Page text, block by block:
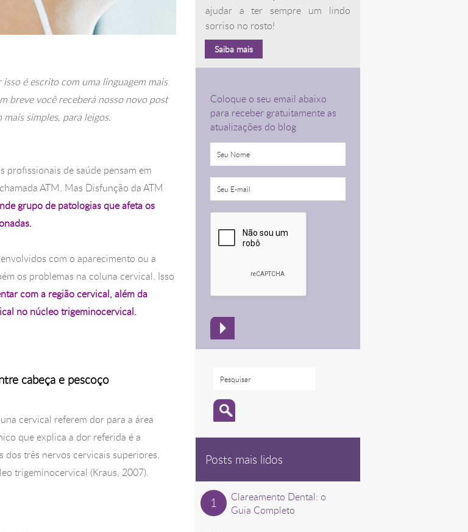
é escrito com uma linguagem mais
breve você receberá nosso novo post
simples, para leigos.
profissionais de saúde pensam em
ATM. Mas Disfunção da ATM
grupo de patologias que afeta os
com o aparecimento ou a
os problemas na coluna cervical. Isso
com a região cervical, além da
no núcleo trigeminocervical.
cabeça e pescoço
cervical referem dor para a área
que explica a dor referida é a
dos três nervos cervicais superiores.
trigeminocervical (Kraus, 2007).
ajudar a ter sempre um lindo
sorriso no rosto!
Saiba mais
Coloque o seu email abaixo
para receber gratuitamente as
atualizações do blog
Posts mais lidos
Clareamento Dental: o
Guia Completo